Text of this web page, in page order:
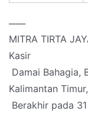
MITRA TIRTA
Kasir
Damai Bahagia,
Kalimantan
Berakhir pada